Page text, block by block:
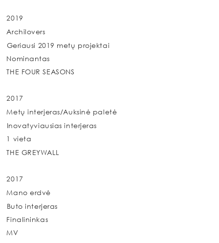
2019
Archilovers
Geriausi 2019 metų projektai
Nominantas
THE FOUR SEASONS
2017
Metų interjeras/Auksinė paletė
Inovatyviausias interjeras
1 vieta
THE GREYWALL
2017
Mano erdvė
Buto interjeras
Finalininkas
MV